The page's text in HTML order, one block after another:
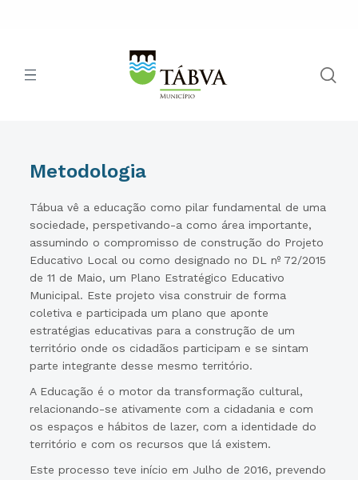
Metodologia
Tábua vê a educação como pilar fundamental de uma
sociedade, perspetivando-a como área importante,
assumindo o compromisso de construção do Projeto
Educativo Local ou como designado no DL nº 72/2015
de 11 de Maio, um Plano Estratégico Educativo
Municipal. Este projeto visa construir de forma
coletiva e participada um plano que aponte
estratégias educativas para a construção de um
território onde os cidadãos participam e se sintam
parte integrante desse mesmo território.
A Educação é o motor da transformação cultural,
relacionando-se ativamente com a cidadania e com
os espaços e hábitos de lazer, com a identidade do
território e com os recursos que lá existem.
Este processo teve início em Julho de 2016, prevendo